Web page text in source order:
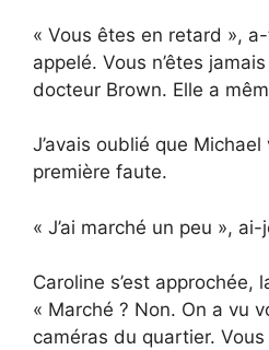
« Vous êtes en retard »,
appelé. Vous n’êtes
docteur Brown. Elle a
J’avais oublié que
première faute.
« J’ai marché un peu »,
Caroline s’est approchée,
« Marché ? Non. On a vu
caméras du quartier. Vous